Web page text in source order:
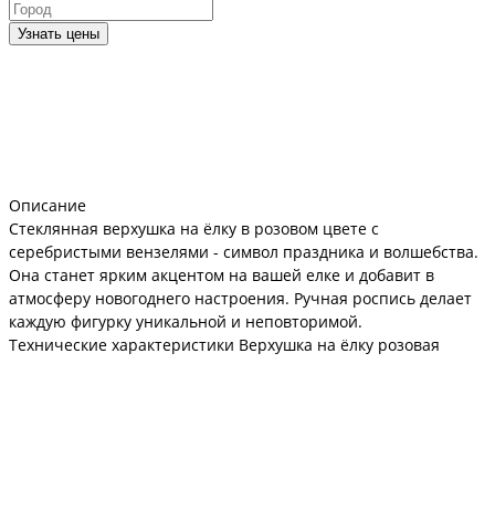
Узнать цены
Описание
Стеклянная верхушка на ёлку в розовом цвете с
серебристыми вензелями - символ праздника и волшебства.
Она станет ярким акцентом на вашей елке и добавит в
атмосферу новогоднего настроения. Ручная роспись делает
каждую фигурку уникальной и неповторимой.
Технические характеристики Верхушка на ёлку розовая